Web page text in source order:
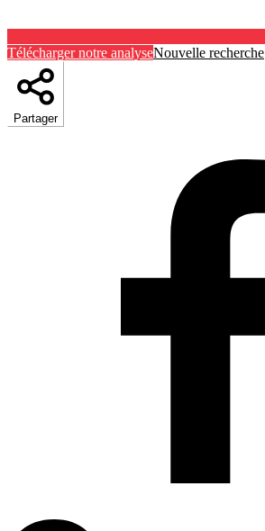
Télécharger notre analyseNouvelle recherche
Partager